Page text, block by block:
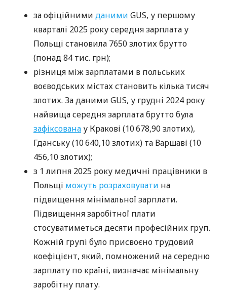
за офіційними даними GUS, у першому
кварталі 2025 року середня зарплата у
Польщі становила 7650 злотих брутто
(понад 84 тис. грн);
різниця між зарплатами в польських
воєводських містах становить кілька тисяч
злотих. За даними GUS, у грудні 2024 року
найвища середня зарплата брутто була
зафіксована у Кракові (10 678,90 злотих),
Гданську (10 640,10 злотих) та Варшаві (10
456,10 злотих);
з 1 липня 2025 року медичні працівники в
Польщі можуть розраховувати на
підвищення мінімальної зарплати.
Підвищення заробітної плати
стосуватиметься десяти професійних груп.
Кожній групі було присвоєно трудовий
коефіцієнт, який, помножений на середню
зарплату по країні, визначає мінімальну
заробітну плату.